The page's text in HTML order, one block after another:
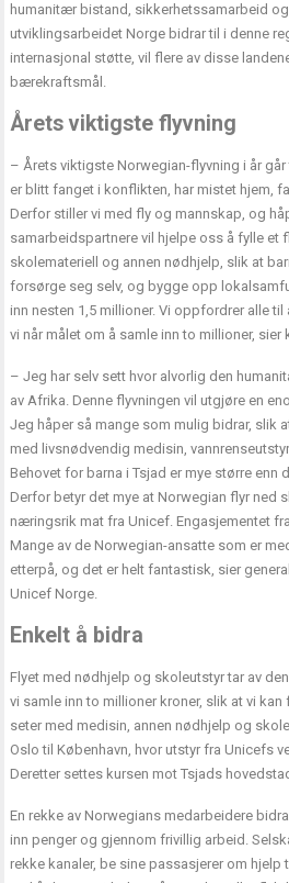
humanitær bistand, sikkerhetssamarbeid
utviklingsarbeidet Norge bidrar til i denne
internasjonal støtte, vil flere av disse
bærekraftsmål.
Årets viktigste flyvning
– Årets viktigste Norwegian-flyvning i år
er blitt fanget i konflikten, har mistet hjem,
Derfor stiller vi med fly og mannskap, og
samarbeidspartnere vil hjelpe oss å fylle et
skolemateriell og annen nødhjelp, slik at
forsørge seg selv, og bygge opp
inn nesten 1,5 millioner. Vi oppfordrer alle
vi når målet om å samle inn to millioner,
– Jeg har selv sett hvor alvorlig den
av Afrika. Denne flyvningen vil utgjøre en
Jeg håper så mange som mulig bidrar, slik
med livsnødvendig medisin,
Behovet for barna i Tsjad er mye større enn
Derfor betyr det mye at Norwegian flyr ned
næringsrik mat fra Unicef. Engasjementet
Mange av de Norwegian-ansatte som er
etterpå, og det er helt fantastisk, sier
Unicef Norge.
Enkelt å bidra
Flyet med nødhjelp og skoleutstyr tar av
vi samle inn to millioner kroner, slik at vi
seter med medisin, annen nødhjelp og
Oslo til København, hvor utstyr fra Unicefs
Deretter settes kursen mot Tsjads
En rekke av Norwegians medarbeidere
inn penger og gjennom frivillig arbeid.
rekke kanaler, be sine passasjerer om hjelp